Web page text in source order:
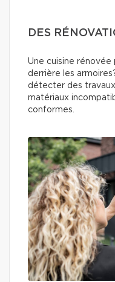
DES
Une cuisine
derrière les
détecter des
matériaux
conformes.